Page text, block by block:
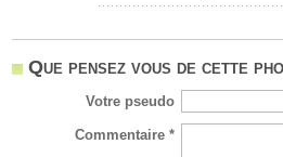
Que pensez vous de cette
Votre pseudo
Commentaire *